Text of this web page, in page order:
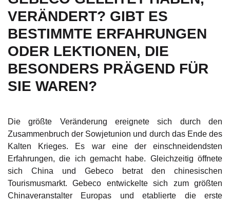
VERÄNDERT? GIBT ES
BESTIMMTE ERFAHRUNGEN
ODER LEKTIONEN, DIE
BESONDERS PRÄGEND FÜR
SIE WAREN?
Die größte Veränderung ereignete sich durch den
Zusammenbruch der Sowjetunion und durch das Ende des
Kalten Krieges. Es war eine der einschneidendsten
Erfahrungen, die ich gemacht habe. Gleichzeitig öffnete
sich China und Gebeco betrat den chinesischen
Tourismusmarkt. Gebeco entwickelte sich zum größten
Chinaveranstalter Europas und etablierte die erste